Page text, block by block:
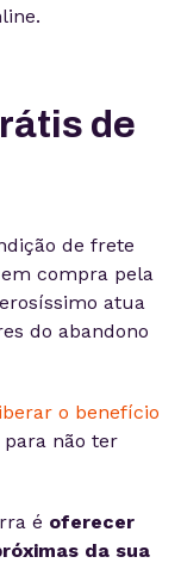
de
de frete
compra pela
atua
do abandono
o benefício
para não ter
é oferecer
da sua